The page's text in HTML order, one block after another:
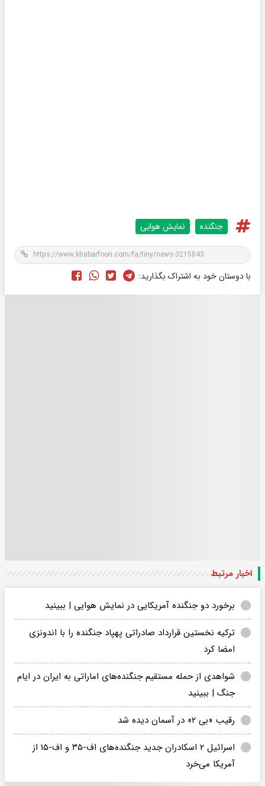
جنگنده نمایش هوایی
با دوستان خود به اشتراک بگذارید:
اخبار مرتبط
برخورد دو جنگنده آمریکایی در نمایش هوایی | ببینید
ترکیه نخستین قرارداد صادراتی پهپاد جنگنده را با اندونزی
امضا کرد
شواهدی از حمله مستقیم جنگنده‌های اماراتی به ایران در ایام
جنگ | ببینید
رقیب «بی ۲» در آسمان دیده شد
اسرائیل ۲ اسکادران جدید جنگنده‌های اف-۳۵ و اف-۱۵ از
آمریکا می‌خرد